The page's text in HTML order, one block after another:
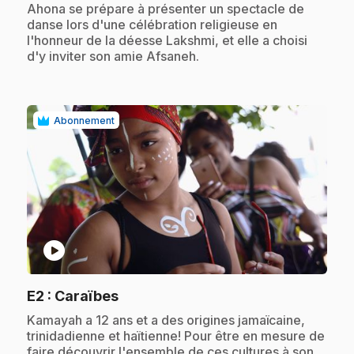
.Ahona se prépare à présenter un spectacle de
danse lors d'une célébration religieuse en
l'honneur de la déesse Lakshmi, et elle a choisi
d'y inviter son amie Afsaneh.
Abonnement
play_circle
E2 : Caraïbes.
.Kamayah a 12 ans et a des origines jamaïcaine,
trinidadienne et haïtienne! Pour être en mesure de